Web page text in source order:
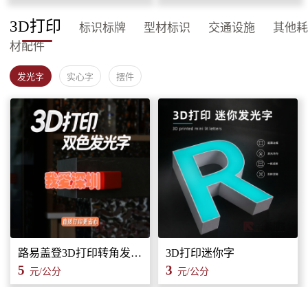
3D打印 标识标牌 型材标识 交通设施
其他耗
材配件
发光字 实心字 摆件
路易盖登3D打印转角发光字标识招牌
5 元/公分
3D打印迷你字
3 元/公分